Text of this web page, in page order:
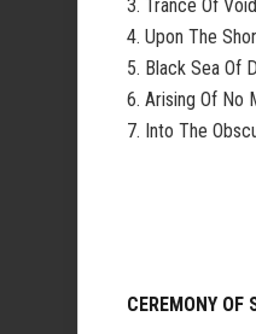
3. Trance Of Void
4. Upon The
5. Black Sea Of
6. Arising Of No
7. Into The
CEREMONY OF